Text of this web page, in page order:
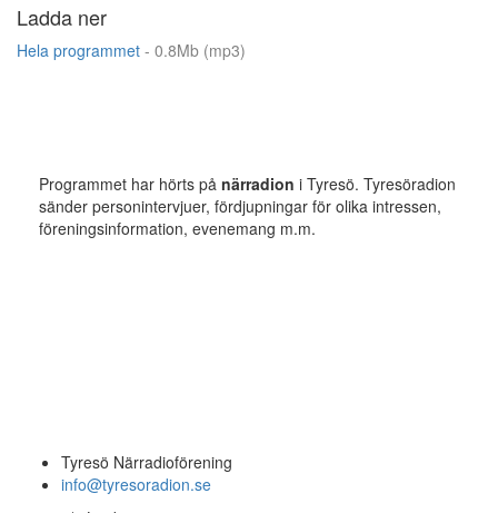
Ladda ner
Hela programmet - 0.8Mb (mp3)
Programmet har hörts på närradion i Tyresö. Tyresöradion
sänder personintervjuer, fördjupningar för olika intressen,
föreningsinformation, evenemang m.m.
Tyresö Närradioförening
info@tyresoradion.se